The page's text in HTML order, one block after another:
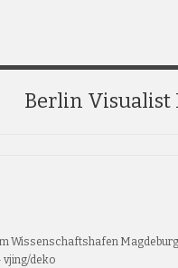
Berlin Visualist
Wissenschaftshafen
vjing/deko